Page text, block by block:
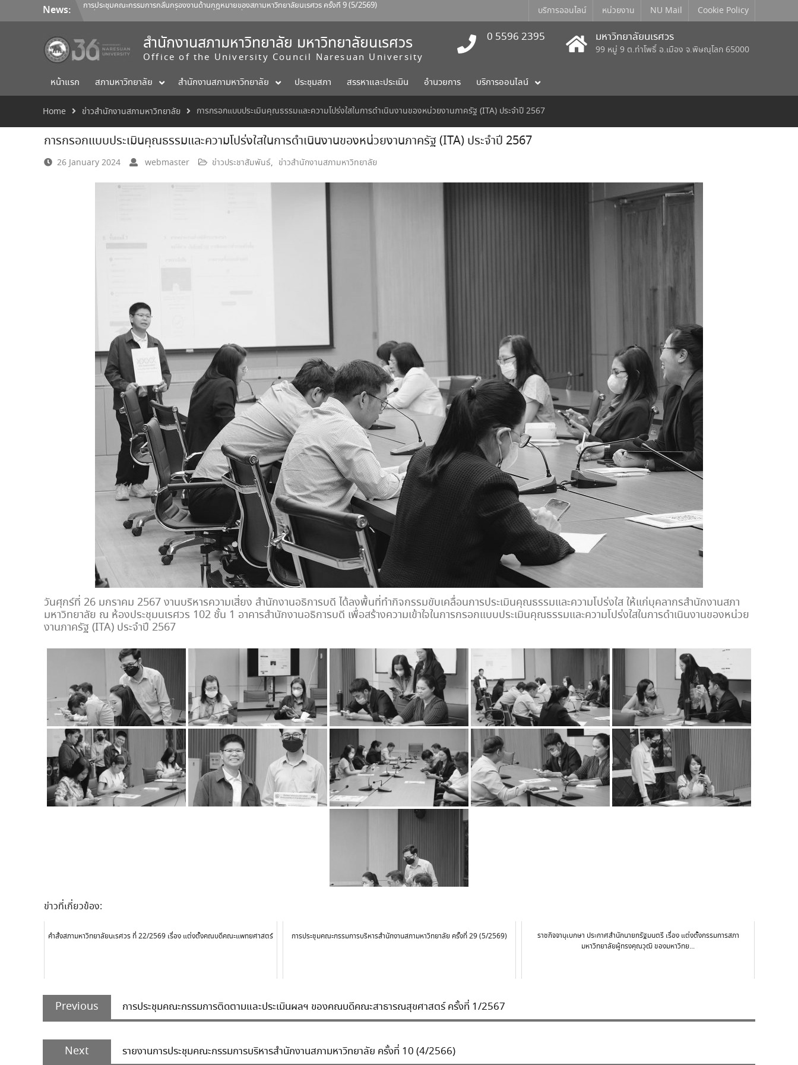
content
News: คำสั่งสภามหาวิทยาลัยนเรศวร ที่ 22/2569 เรื่อง แต่งตั้งคณบดีคณะแพทยศาสตร์
การประชุมคณะกรรมการกลั่นกรองงานด้านกฎหมายของสภามหาวิทยาลัยนเรศวร ครั้งที่ 9 (5/2569)
บริการออนไลน์ หน่วยงาน NU Mail Cookie Policy
สำนักงานสภามหาวิทยาลัย มหาวิทยาลัยนเรศวร
Office of the University Council Naresuan University
0 5596 2395 มหาวิทยาลัยนเรศวร
99 หมู่ 9 ต.ท่าโพธิ์ อ.เมือง จ.พิษณุโลก 65000
หน้าแรก สภามหาวิทยาลัย สำนักงานสภามหาวิทยาลัย ประชุมสภา สรรหาและประเมิน อำนวยการ บริการออนไลน์
Home ข่าวสำนักงานสภามหาวิทยาลัย การกรอกแบบประเมินคุณธรรมและความโปร่งใสในการดำเนินงานของหน่วยงานภาครัฐ (ITA) ประจำปี 2567
การกรอกแบบประเมินคุณธรรมและความโปร่งใสในการดำเนินงานของหน่วยงานภาครัฐ (ITA) ประจำปี 2567
26 January 2024 webmaster ข่าวประชาสัมพันธ์, ข่าวสำนักงานสภามหาวิทยาลัย
วันศุกร์ที่ 26 มกราคม 2567 งานบริหารความเสี่ยง สำนักงานอธิการบดี ได้ลงพื้นที่ทำกิจกรรมขับเคลื่อนการประเมินคุณธรรมและความโปร่งใส ให้แก่บุคลากรสำนักงานสภา
มหาวิทยาลัย ณ ห้องประชุมนเรศวร 102 ชั้น 1 อาคารสำนักงานอธิการบดี เพื่อสร้างความเข้าใจในการกรอกแบบประเมินคุณธรรมและความโปร่งใสในการดำเนินงานของหน่วย
งานภาครัฐ (ITA) ประจำปี 2567
ข่าวที่เกี่ยวข้อง:
คำสั่งสภามหาวิทยาลัยนเรศวร ที่ 22/2569 เรื่อง แต่งตั้งคณบดีคณะแพทยศาสตร์ การประชุมคณะกรรมการบริหารสำนักงานสภามหาวิทยาลัย ครั้งที่ 29 (5/2569)
ราชกิจจานุเบกษา ประกาศสำนักนายกรัฐมนตรี เรื่อง แต่งตั้งกรรมการสภา
มหาวิทยาลัยผู้ทรงคุณวุฒิ ของมหาวิทย...
Post
navigation
Previous
Previous
post:
การประชุมคณะกรรมการติดตามและประเมินผลฯ ของคณบดีคณะสาธารณสุขศาสตร์ ครั้งที่ 1/2567
Next
Next
post:
รายงานการประชุมคณะกรรมการบริหารสำนักงานสภามหาวิทยาลัย ครั้งที่ 10 (4/2566)